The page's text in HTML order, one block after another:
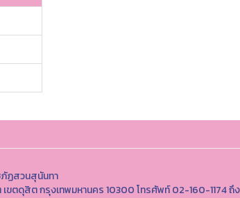
ฏสวนสุนันทา
ขตดุสิต กรุงเทพมหานคร 10300 โทรศัพท์ 02-160-1174 ถึ